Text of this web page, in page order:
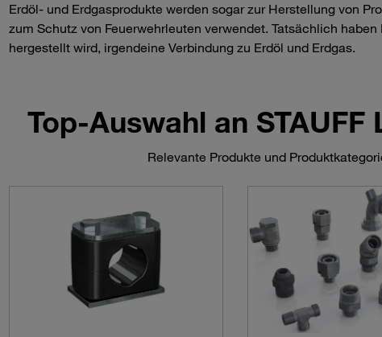
Erdöl- und Erdgasprodukte werden sogar zur Herstellung von
zum Schutz von Feuerwehrleuten verwendet. Tatsächlich
hergestellt wird, irgendeine Verbindung zu Erdöl und Erdgas.
Top-Auswahl an
Relevante Produkte und